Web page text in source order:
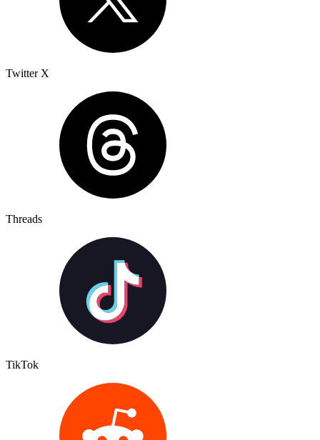
Twitter X
Threads
TikTok